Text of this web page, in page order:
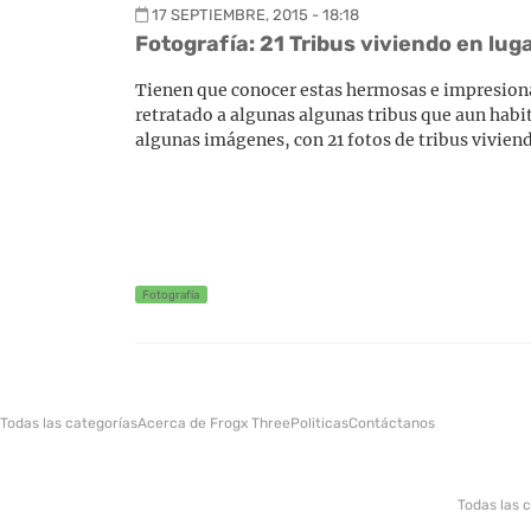
17 SEPTIEMBRE, 2015 - 18:18
Fotografía: 21 Tribus viviendo en
Tienen que conocer estas hermosas e
retratado a algunas algunas tribus que aun
algunas imágenes, con 21 fotos de tribus
Fotografía
Todas las categoríasAcerca de Frogx ThreePoliticasContáctanos
Todas las